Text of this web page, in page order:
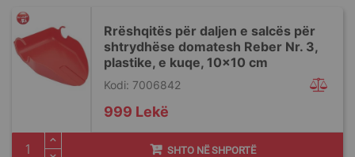
Rrëshqitës për daljen e salcës për
shtrydhëse domatesh Reber Nr. 3,
plastike, e kuqe, 10x10 cm
Kodi: 7006842
999 Lekë
SHTO NË SHPORTË